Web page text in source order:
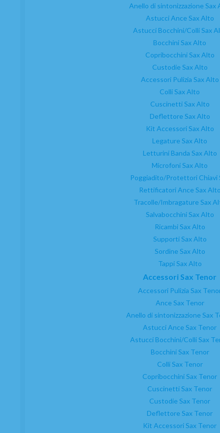
Anello di sintonizzazione Sax
Astucci Ance Sax Alto
Astucci Bocchini/Colli Sax
Bocchini Sax Alto
Copribocchini Sax Alto
Custodie Sax Alto
Accessori Pulizia Sax Alto
Colli Sax Alto
Cuscinetti Sax Alto
Deflettore Sax Alto
Kit Accessori Sax Alto
Legature Sax Alto
Letturini Banda Sax Alto
Microfoni Sax Alto
Poggiadito/Protettori Chiavi
Rettificatori Ance Sax
Tracolle/Imbragature Sax
Salvabocchini Sax Alto
Ricambi Sax Alto
Supporti Sax Alto
Sordine Sax Alto
Tappi Sax Alto
Accessori Sax Tenor
Accessori Pulizia Sax
Ance Sax Tenor
Anello di sintonizzazione Sax
Astucci Ance Sax Tenor
Astucci Bocchini/Colli Sax
Bocchini Sax Tenor
Colli Sax Tenor
Copribocchini Sax Tenor
Cuscinetti Sax Tenor
Custodie Sax Tenor
Deflettore Sax Tenor
Kit Accessori Sax Tenor